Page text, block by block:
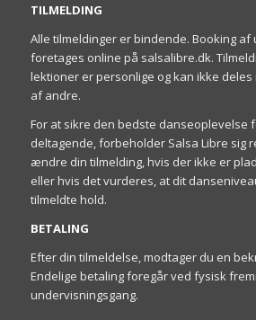
TILMELDING
Alle tilmeldinger er bindende. Booking af
foretages online på salsalibre.dk.
lektioner er personlige og kan ikke
af andre.
For at sikre den bedste danseoplevelse
deltagende, forbeholder Salsa Libre sig
ændre din tilmelding, hvis der ikke er
eller hvis det vurderes, at dit
tilmeldte hold.
BETALING
Efter din tilmeldelse, modtager du en
Endelige betaling foregår ved fysisk
undervisningsgang.